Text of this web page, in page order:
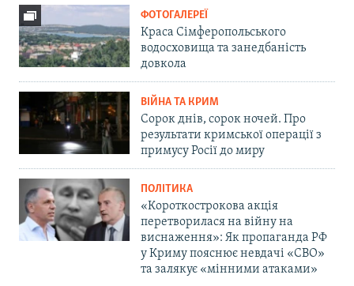
ФОТОГАЛЕРЕЇ
Краса Сімферопольського
водосховища та занедбаність
довкола
ВІЙНА ТА КРИМ
Сорок днів, сорок ночей. Про
результати кримської операції з
примусу Росії до миру
ПОЛІТИКА
«Короткострокова акція
перетворилася на війну на
виснаження»: Як пропаганда РФ
у Криму пояснює невдачі «СВО»
та залякує «мінними атаками»